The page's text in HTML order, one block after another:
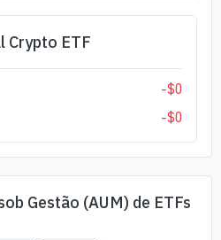
Crypto ETF
-$0
-$0
Gestão (AUM) de ETFs